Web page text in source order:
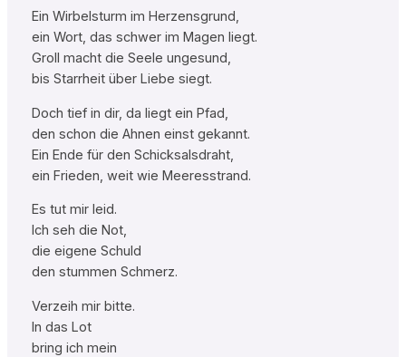
Ein Wirbelsturm im Herzensgrund,
ein Wort, das schwer im Magen liegt.
Groll macht die Seele ungesund,
bis Starrheit über Liebe siegt.
Doch tief in dir, da liegt ein Pfad,
den schon die Ahnen einst gekannt.
Ein Ende für den Schicksalsdraht,
ein Frieden, weit wie Meeresstrand.
Es tut mir leid.
Ich seh die Not,
die eigene Schuld
den stummen Schmerz.
Verzeih mir bitte.
In das Lot
bring ich mein